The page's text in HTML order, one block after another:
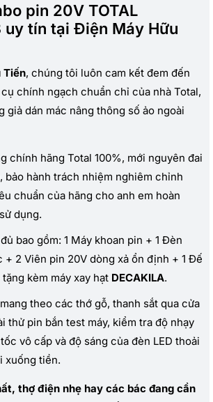
pin 20V TOTAL
uy tín tại Điện Máy Hữu
Tiến, chúng tôi luôn cam kết đem đến
chính ngạch chuẩn chỉ của nhà Total,
giả dán mác nâng thông số ảo ngoài
chính hãng Total 100%, mới nguyên đai
bảo hành trách nhiệm nghiêm chỉnh
chuẩn của hãng cho anh em hoàn
dụng.
bao gồm: 1 Máy khoan pin + 1 Đèn
+ 2 Viên pin 20V dòng xả ổn định + 1 Đế
kèm máy xay hạt DECAKILA.
theo các thớ gỗ, thanh sắt qua cửa
thử pin bắn test máy, kiểm tra độ nhạy
vô cấp và độ sáng của đèn LED thoải
xuống tiền.
thợ điện nhẹ hay các bác đang cần